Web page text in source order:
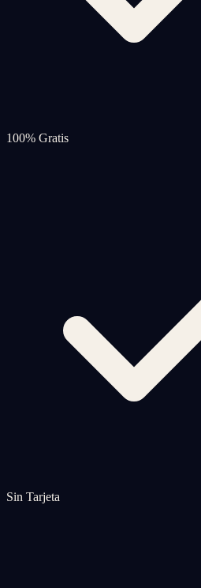
100% Gratis
Sin Tarjeta